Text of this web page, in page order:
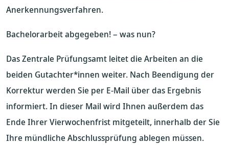
Anerkennungsverfahren.
Bachelorarbeit abgegeben! – was nun?
Das Zentrale Prüfungsamt leitet die Arbeiten an die
beiden Gutachter*innen weiter. Nach Beendigung der
Korrektur werden Sie per E-Mail über das Ergebnis
informiert. In dieser Mail wird Ihnen außerdem das
Ende Ihrer Vierwochenfrist mitgeteilt, innerhalb der Sie
Ihre mündliche Abschlussprüfung ablegen müssen.